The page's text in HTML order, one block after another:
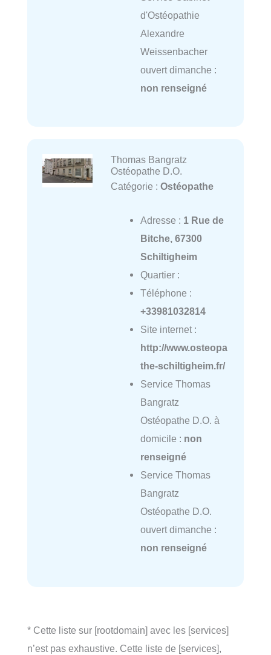
d'Ostéopathie
Alexandre
Weissenbacher
ouvert dimanche :
non renseigné
Thomas Bangratz
Ostéopathe D.O.
Catégorie : Ostéopathe
Adresse : 1 Rue de
Bitche, 67300
Schiltigheim
Quartier :
Téléphone :
+33981032814
Site internet :
http://www.osteopa
the-schiltigheim.fr/
Service Thomas
Bangratz
Ostéopathe D.O. à
domicile : non
renseigné
Service Thomas
Bangratz
Ostéopathe D.O.
ouvert dimanche :
non renseigné
* Cette liste sur [rootdomain] avec les [services]
n’est pas exhaustive. Cette liste de [services],